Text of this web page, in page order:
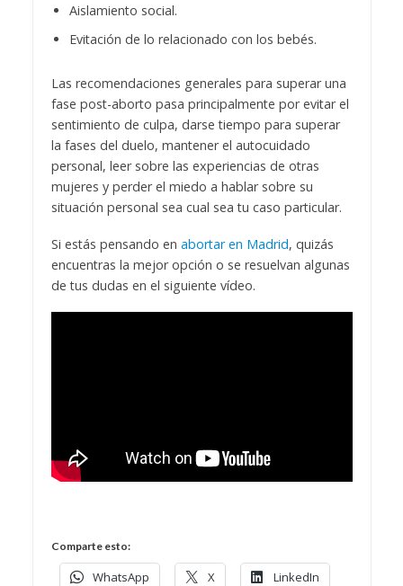
Aislamiento social.
Evitación de lo relacionado con los bebés.
Las recomendaciones generales para superar una
fase post-aborto pasa principalmente por evitar el
sentimiento de culpa, darse tiempo para superar
la fases del duelo, mantener el autocuidado
personal, leer sobre las experiencias de otras
mujeres y perder el miedo a hablar sobre su
situación personal sea cual sea tu caso particular.
Si estás pensando en abortar en Madrid, quizás
encuentras la mejor opción o se resuelvan algunas
de tus dudas en el siguiente vídeo.
Comparte esto:
WhatsApp X LinkedIn